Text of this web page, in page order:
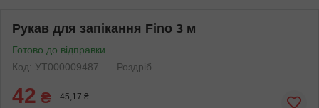
Рукав для запікання Fino 3 м
Готово до відправки
Код: УТ000009487
Роздріб
42 ₴ 45,17 ₴